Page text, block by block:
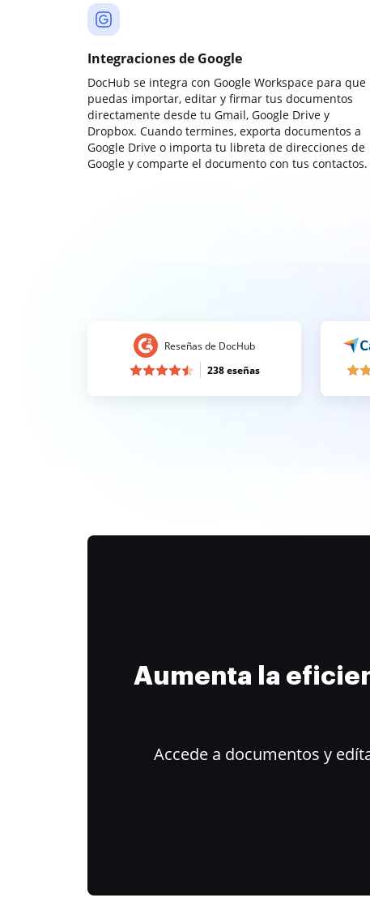
Integraciones de Google
DocHub se integra con Google Workspace para que
puedas importar, editar y firmar tus documentos
directamente desde tu Gmail, Google Drive y
Dropbox. Cuando termines, exporta documentos a
Google Drive o importa tu libreta de direcciones de
Google y comparte el documento con tus contactos.
Reseñas de DocHub
238 eseñas
Aumenta la
Accede a documentos y